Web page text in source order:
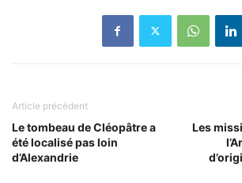
Article précédent
Le tombeau de Cléopâtre a
été localisé pas loin
d’Alexandrie
Les